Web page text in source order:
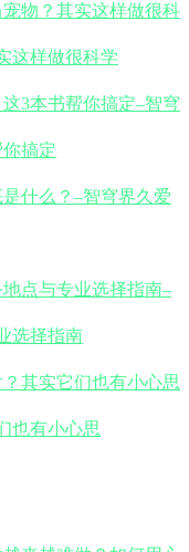
这样做很科学
搞定
选择指南
也有小心思